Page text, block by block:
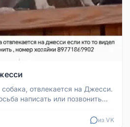
отвлекается на Джесси.
написать или позвонить
из VK